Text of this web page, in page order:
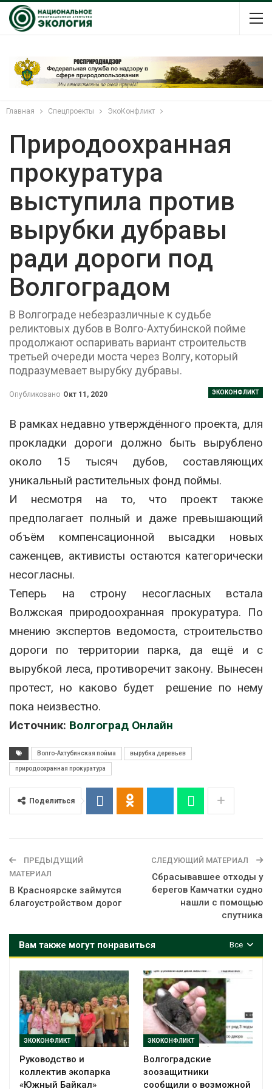
Главная Спецпроекты ЭкоКонфликт
Природоохранная
прокуратура
выступила против
вырубки дубравы
ради дороги под
Волгоградом
В Волгограде небезразличные к судьбе
реликтовых дубов в Волго-Ахтубинской пойме
продолжают оспаривать вариант строительств
третьей очереди моста через Волгу, который
подразумевает вырубку дубравы.
ЭКОКОНФЛИКТ
Опубликовано Окт 11, 2020
В рамках недавно утверждённого проекта, для
прокладки дороги должно быть вырублено
около 15 тысяч дубов, составляющих
уникальный растительных фонд поймы.
И несмотря на то, что проект также
предполагает полный и даже превышающий
объём компенсационной высадки новых
саженцев, активисты остаются категорически
несогласны.
Теперь на строну несогласных встала
Волжская природоохранная прокуратура. По
мнению экспертов ведомоста, строительство
дороги по территории парка, да ещё и с
вырубкой леса, противоречит закону. Вынесен
протест, но каково будет решение по нему
пока неизвестно.
Источник: Волгоград Онлайн
Волго-Ахтубинская пойма вырубка деревьев
природоохранная прокуратура
Поделиться
ПРЕДЫДУЩИЙ
МАТЕРИАЛ
В Красноярске займутся
благоустройством дорог
СЛЕДУЮЩИЙ МАТЕРИАЛ
Сбрасывавшее отходы у
берегов Камчатки судно
нашли с помощью
спутника
Все
Вам также могут понравиться
ЭКОКОНФЛИКТ
Руководство и
коллектив экопарка
«Южный Байкал»
ЭКОКОНФЛИКТ
Волгоградские
зоозащитники
сообщили о возможной